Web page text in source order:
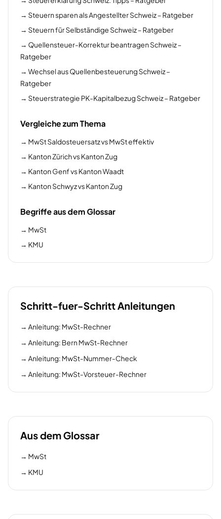
→ Steuern sparen als Angestellter Schweiz – Ratgeber
→ Steuern für Selbständige Schweiz – Ratgeber
→ Quellensteuer-Korrektur beantragen Schweiz –
Ratgeber
→ Wechsel aus Quellenbesteuerung Schweiz –
Ratgeber
→ Steuerstrategie PK-Kapitalbezug Schweiz – Ratgeber
Vergleiche zum Thema
→ MwSt Saldosteuersatz vs MwSt effektiv
→ Kanton Zürich vs Kanton Zug
→ Kanton Genf vs Kanton Waadt
→ Kanton Schwyz vs Kanton Zug
Begriffe aus dem Glossar
→ MwSt
→ KMU
Schritt-fuer-Schritt Anleitungen
→ Anleitung: MwSt-Rechner
→ Anleitung: Bern MwSt-Rechner
→ Anleitung: MwSt-Nummer-Check
→ Anleitung: MwSt-Vorsteuer-Rechner
Aus dem Glossar
→ MwSt
→ KMU